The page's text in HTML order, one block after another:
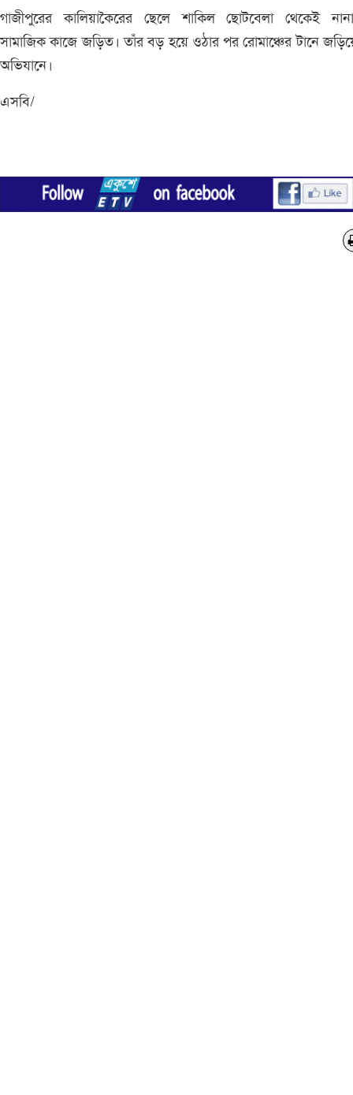
গাজীপুরের কালিয়াকৈরের ছেলে শাকিল ছোটবেলা থেকেই
সামাজিক কাজে জড়িত। তাঁর বড় হয়ে ওঠার পর রোমাঞ্চের টানে
অভিযানে।
এসবি/